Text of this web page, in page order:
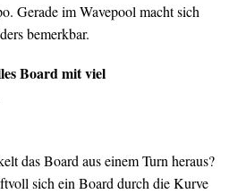
Gerade im Wavepool macht sich
bemerkbar.
Board mit viel
das Board aus einem Turn heraus?
sich ein Board durch die Kurve